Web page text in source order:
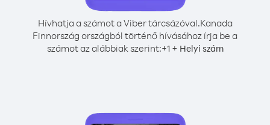
Hívhatja a számot a Viber tárcsázóval.Kanada
Finnország országból történő hívásához írja be a
számot az alábbiak szerint:+1+ Helyi szám